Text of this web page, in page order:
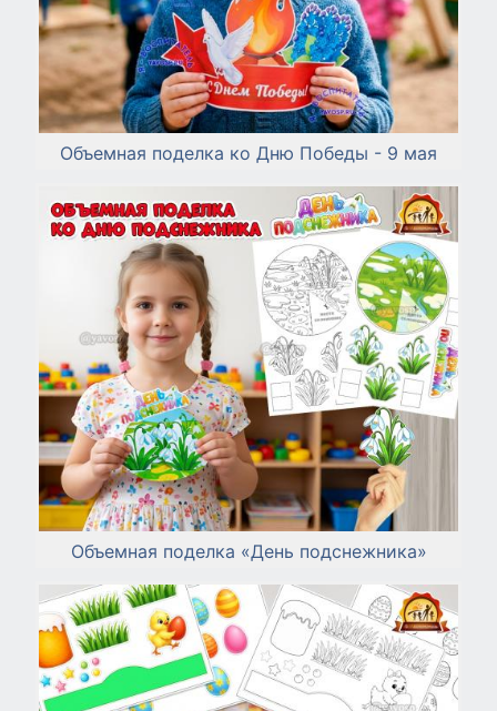
Объемная поделка ко Дню Победы - 9 мая
Объемная поделка «День подснежника»